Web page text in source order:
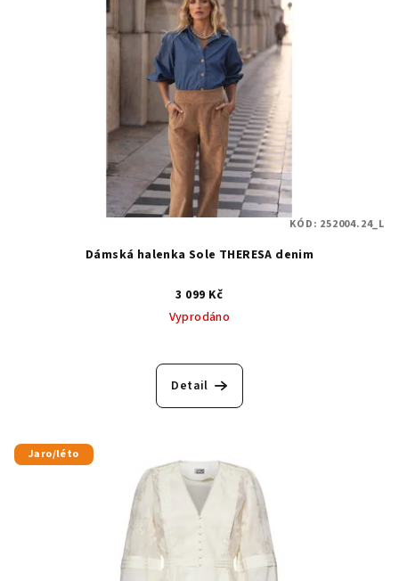
Dámská halenka Sole THERESA denim
3 099 Kč
Vyprodáno
Detail
KÓD: 252004.24_L
Jaro/léto